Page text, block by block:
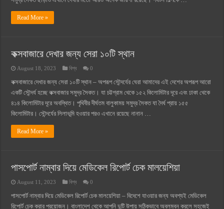
Read More »
কক্সবাজারে দেখার জন্য সেরা ১০টি স্থান
August 18, 2023 বিশ্ব 0
কক্সবাজারে দেখার জন্য সেরা ১০টি স্থান – অপরূপ সৌন্দর্যের ঘেরা আমাদের এই দেশের অপরূপ আরো
একটি সৌন্দর্য হচ্ছে কক্সবাজার সমুদ্র সৈকত। যা চট্টগ্রাম থেকে ১৫২ কিলোমিটার দূরে এবং ঢাকা থেকে
৪১৪ কিলোমিটার দূরে অবস্থিত। পৃথিবীর দীর্ঘতম বালুকাময় সমুদ্র সৈকত যা দৈর্ঘ প্রায় ১৫৫
কিলোমিটার। সৌন্দর্যের লিলাভূমি হওয়ার পরও এখানে রয়েছে নানান …
Read More »
পাসপোর্ট নাম্বার দিয়ে মেডিকেল রিপোর্ট চেক মালয়েশিয়া
August 11, 2023 বিশ্ব 0
পাসপোর্ট নাম্বার দিয়ে মেডিকেল রিপোর্ট চেক মালয়েশিয়া – বিদেশে যাওয়ার জন্য অবশ্যই মেডিকেল
রিপোর্ট চেক করার প্রয়োজন। বাংলাদেশ থেকে আপনি দুটি উপায় সঠিকভাবে অবলম্বন করলে সহজেই